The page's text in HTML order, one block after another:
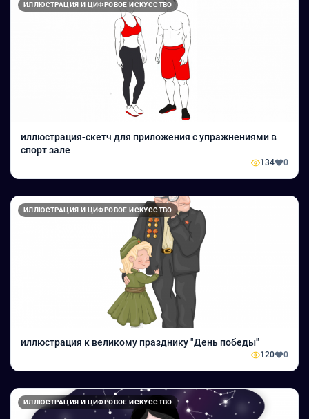
ИЛЛЮСТРАЦИЯ И ЦИФРОВОЕ ИСКУССТВО
иллюстрация-скетч для приложения с упражнениями в
спорт зале
134 0
ИЛЛЮСТРАЦИЯ И ЦИФРОВОЕ ИСКУССТВО
иллюстрация к великому празднику "День победы"
120 0
ИЛЛЮСТРАЦИЯ И ЦИФРОВОЕ ИСКУССТВО